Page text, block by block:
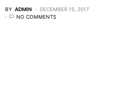
BY ADMIN
DECEMBER 15, 2017
NO COMMENTS